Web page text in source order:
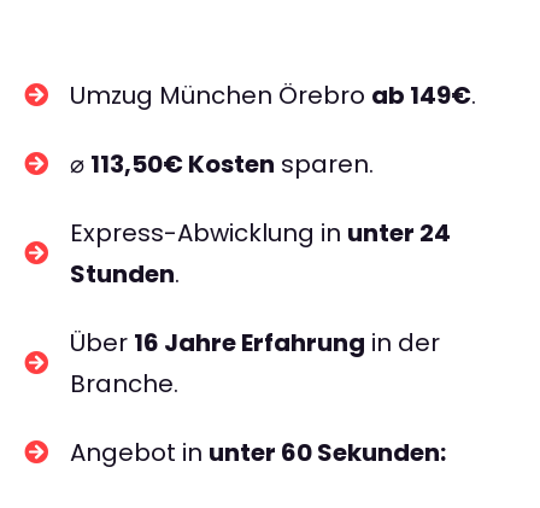
Umzug München Örebro ab 149€.
⌀ 113,50€ Kosten sparen.
Express-Abwicklung in unter 24
Stunden.
Über 16 Jahre Erfahrung in der
Branche.
Angebot in unter 60 Sekunden: